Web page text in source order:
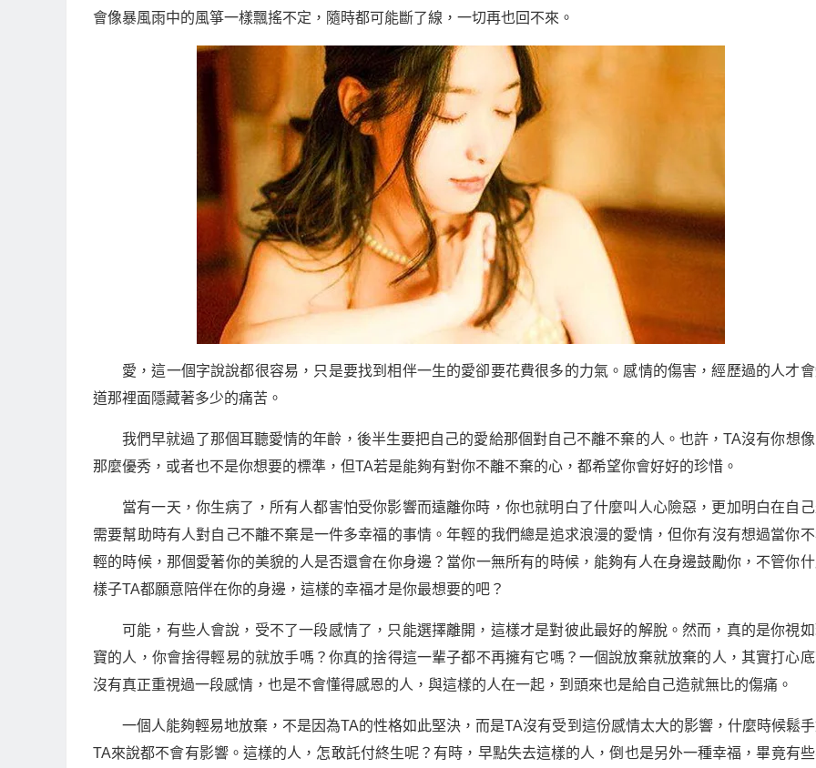
會像暴風雨中的風箏一樣飄搖不定，隨時都可能斷了線，一切再也回不來。
愛，這一個字說說都很容易，只是要找到相伴一生的愛卻要花費很多的力氣。感情的傷害，經歷過的人才
道那裡面隱藏著多少的痛苦。
我們早就過了那個耳聽愛情的年齡，後半生要把自己的愛給那個對自己不離不棄的人。也許，TA沒有你想
那麼優秀，或者也不是你想要的標準，但TA若是能夠有對你不離不棄的心，都希望你會好好的珍惜。
當有一天，你生病了，所有人都害怕受你影響而遠離你時，你也就明白了什麼叫人心險惡，更加明白在自
需要幫助時有人對自己不離不棄是一件多幸福的事情。年輕的我們總是追求浪漫的愛情，但你有沒有想過當你
輕的時候，那個愛著你的美貌的人是否還會在你身邊？當你一無所有的時候，能夠有人在身邊鼓勵你，不管你
樣子TA都願意陪伴在你的身邊，這樣的幸福才是你最想要的吧？
可能，有些人會說，受不了一段感情了，只能選擇離開，這樣才是對彼此最好的解脫。然而，真的是你視
寶的人，你會捨得輕易的就放手嗎？你真的捨得這一輩子都不再擁有它嗎？一個說放棄就放棄的人，其實打心
沒有真正重視過一段感情，也是不會懂得感恩的人，與這樣的人在一起，到頭來也是給自己造就無比的傷痛。
一個人能夠輕易地放棄，不是因為TA的性格如此堅決，而是TA沒有受到這份感情太大的影響，什麼時候鬆
TA來說都不會有影響。這樣的人，怎敢託付終生呢？有時，早點失去這樣的人，倒也是另外一種幸福，畢竟有